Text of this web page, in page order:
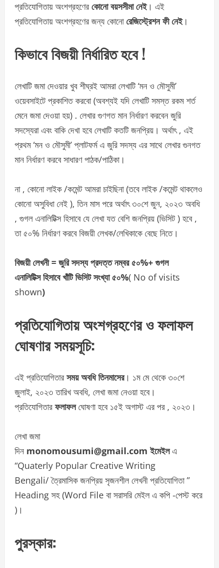
প্রতিযোগিতায় অংশগ্রহণের কোনো বয়সসীমা নেই। এই
প্রতিযোগিতায় অংশগ্রহণের জন্য কোনোরেজিস্ট্রেশন ফী নেই।
কিভাবে বিজয়ী নির্ধারিত হবে !
লেখাটি জমা দেওয়ার খুব শীঘ্রই আমরা লেখাটি ‘মন ও মৌসুমী’
ওয়েবসাইটে প্রকাশিত করবো (অবশ্যই যদি লেখাটি সমস্ত রকম শর্ত
মেনে জমা দেওয়া হয়) . লেখার গুণগত মান নির্ধারণ করবেন জুরি
সদস্যেরা এবং বাকি দেখা হবে লেখাটি কতটি জনপ্রিয়। অর্থাৎ , এই
প্রথম ‘মন ও মৌসুমী’ প্লাটফর্ম এ জুরি সদস্য এর সাথে লেখার গুনগত
মান নির্ধারণ করবে সাধারণ পাঠক/পাঠিকা।
না , কোনো লাইক /কমেন্ট আমরা চাইছিনা (তবে লাইক /কমেন্ট থাকলেও
কোনো অসুবিধা নেই ), তিন মাস পরে অর্থাৎ ৩০শে জুন, ২০২৩ অবধি
, গুগল এনালিটিক্স হিসাবে যে লেখা যত বেশি জনপ্রিয় (ভিসিট ) হবে ,
তা ৫০% নির্ধারণ করবে বিজয়ী লেখক/লেখিকাকে বেছে নিতে।
বিজয়ী লেখনী = জুরি সদস্য প্রদত্ত নম্বর ৫০%+ গুগল
এনালিটিক্স হিসাবে খাঁটি ভিসিট সংখ্যা ৫০%( No of visits
shown)
প্রতিযোগিতায় অংশগ্রহণের ও ফলাফল
ঘোষণার সময়সূচি:
এই প্রতিযোগিতার সময় অবধি তিনমাসের। ১ম মে থেকে ৩০শে
জুলাই, ২০২৩ তারিখ অবধি, লেখা জমা নেওয়া হবে।
প্রতিযোগিতার ফলাফলঘোষণা হবে ১৫ই অগাস্ট এর পর , ২০২৩।
লেখা জমা
দিন monomousumi@gmail.com ইমেইলএ
“Quaterly Popular Creative Writing
Bengali/ ত্রৈমাসিক জনপ্রিয় সৃজনশীল লেখনী প্রতিযোগিতা ”
Heading সহ (Word File বা সরাসরি মেইল এ কপি -পেস্ট করে
)।
পুরস্কার: